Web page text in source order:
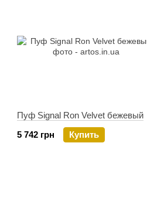
Пуф Signal Ron Velvet бежевый
5 742 грн
Купить